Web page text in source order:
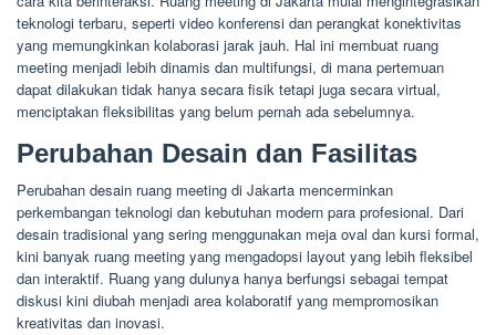
teknologi terbaru, seperti video konferensi dan perangkat konektivitas
yang memungkinkan kolaborasi jarak jauh. Hal ini membuat ruang
meeting menjadi lebih dinamis dan multifungsi, di mana pertemuan
dapat dilakukan tidak hanya secara fisik tetapi juga secara virtual,
menciptakan fleksibilitas yang belum pernah ada sebelumnya.
Perubahan Desain dan Fasilitas
Perubahan desain ruang meeting di Jakarta mencerminkan
perkembangan teknologi dan kebutuhan modern para profesional. Dari
desain tradisional yang sering menggunakan meja oval dan kursi formal,
kini banyak ruang meeting yang mengadopsi layout yang lebih fleksibel
dan interaktif. Ruang yang dulunya hanya berfungsi sebagai tempat
diskusi kini diubah menjadi area kolaboratif yang mempromosikan
kreativitas dan inovasi.